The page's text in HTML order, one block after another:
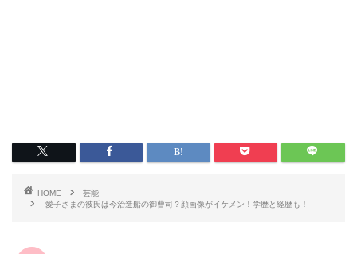
HOME
芸能
愛子さまの彼氏は今治造船の御曹司？顔画像がイケメン！学歴と経歴も！